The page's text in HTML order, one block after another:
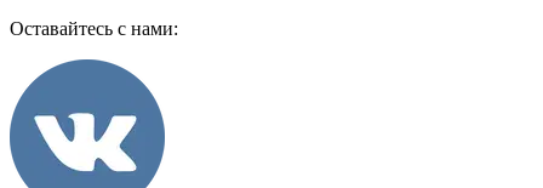
Оставайтесь с нами: